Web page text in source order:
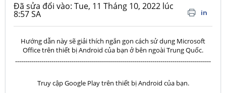
in
Đã sửa đổi vào: Tue, 11 Tháng 10, 2022 lúc
8:57 SA
Hướng dẫn này sẽ giải thích ngắn gọn cách sử dụng Microsoft
Office trên thiết bị Android của bạn ở bên ngoài Trung Quốc.
-------------------------------------------------------------------------------------------------
Truy cập Google Play trên thiết bị Android của bạn.